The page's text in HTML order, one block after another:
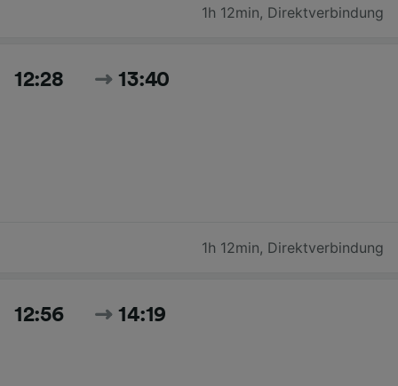
1h 12min, Direktverbindung
12:28 13:40
1h 12min, Direktverbindung
12:56 14:19